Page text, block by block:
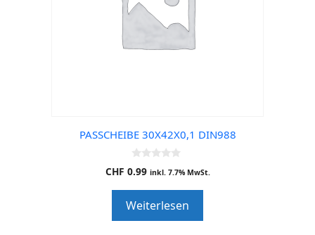
PASSCHEIBE 30X42X0,1 DIN988
0
o
o
f
5
CHF 0.99 inkl. 7.7% MwSt.
Weiterlesen